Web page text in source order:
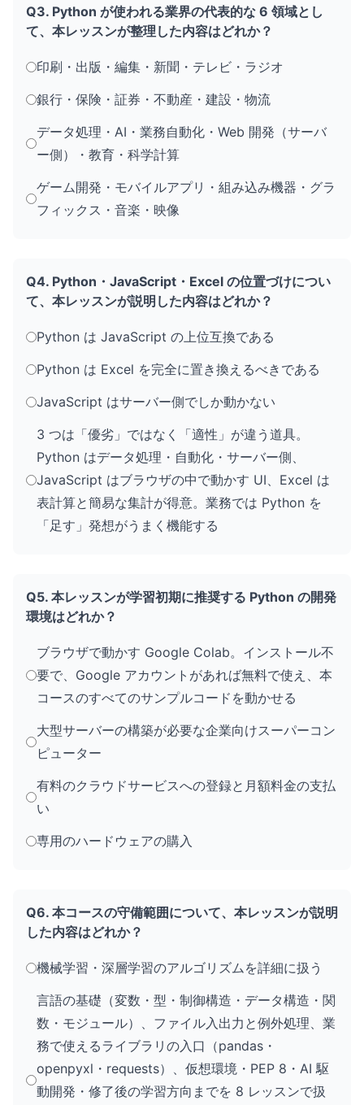
Q3. Python が使われる業界の代表的な 6 領域とし
て、本レッスンが整理した内容はどれか？
印刷・出版・編集・新聞・テレビ・ラジオ
銀行・保険・証券・不動産・建設・物流
データ処理・AI・業務自動化・Web 開発（サーバ
ー側）・教育・科学計算
ゲーム開発・モバイルアプリ・組み込み機器・グラ
フィックス・音楽・映像
Q4. Python・JavaScript・Excel の位置づけについ
て、本レッスンが説明した内容はどれか？
Python は JavaScript の上位互換である
Python は Excel を完全に置き換えるべきである
JavaScript はサーバー側でしか動かない
3 つは「優劣」ではなく「適性」が違う道具。
Python はデータ処理・自動化・サーバー側、
JavaScript はブラウザの中で動かす UI、Excel は
表計算と簡易な集計が得意。業務では Python を
「足す」発想がうまく機能する
Q5. 本レッスンが学習初期に推奨する Python の開発
環境はどれか？
ブラウザで動かす Google Colab。インストール不
要で、Google アカウントがあれば無料で使え、本
コースのすべてのサンプルコードを動かせる
大型サーバーの構築が必要な企業向けスーパーコン
ピューター
有料のクラウドサービスへの登録と月額料金の支払
い
専用のハードウェアの購入
Q6. 本コースの守備範囲について、本レッスンが説明
した内容はどれか？
機械学習・深層学習のアルゴリズムを詳細に扱う
言語の基礎（変数・型・制御構造・データ構造・関
数・モジュール）、ファイル入出力と例外処理、業
務で使えるライブラリの入口（pandas・
openpyxl・requests）、仮想環境・PEP 8・AI 駆
動開発・修了後の学習方向までを 8 レッスンで扱